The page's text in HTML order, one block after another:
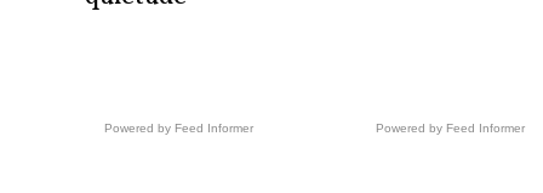
Powered by Feed Informer Powered by Feed Informer